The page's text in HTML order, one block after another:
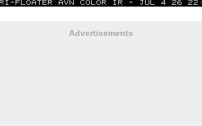
Advertisements